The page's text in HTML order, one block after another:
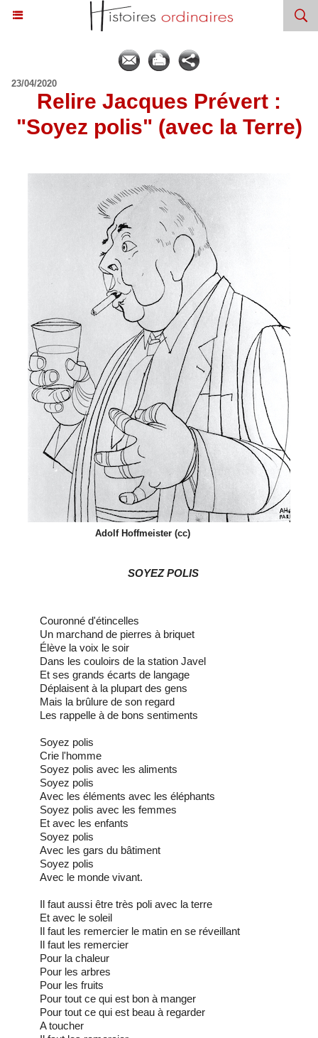
23/04/2020
Relire Jacques Prévert :
"Soyez polis" (avec la Terre)
Adolf Hoffmeister (cc)
SOYEZ POLIS
Couronné d'étincelles
Un marchand de pierres à briquet
Élève la voix le soir
Dans les couloirs de la station Javel
Et ses grands écarts de langage
Déplaisent à la plupart des gens
Mais la brûlure de son regard
Les rappelle à de bons sentiments
Soyez polis
Crie l'homme
Soyez polis avec les aliments
Soyez polis
Avec les éléments avec les éléphants
Soyez polis avec les femmes
Et avec les enfants
Soyez polis
Avec les gars du bâtiment
Soyez polis
Avec le monde vivant.
Il faut aussi être très poli avec la terre
Et avec le soleil
Il faut les remercier le matin en se réveillant
Il faut les remercier
Pour la chaleur
Pour les arbres
Pour les fruits
Pour tout ce qui est bon à manger
Pour tout ce qui est beau à regarder
A toucher